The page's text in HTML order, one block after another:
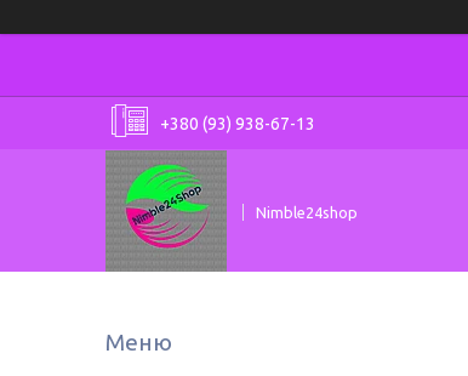
+380 (93) 938-67-13
Nimble24shop